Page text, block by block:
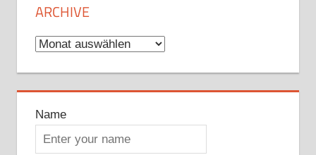
ARCHIVE
Archive
Name